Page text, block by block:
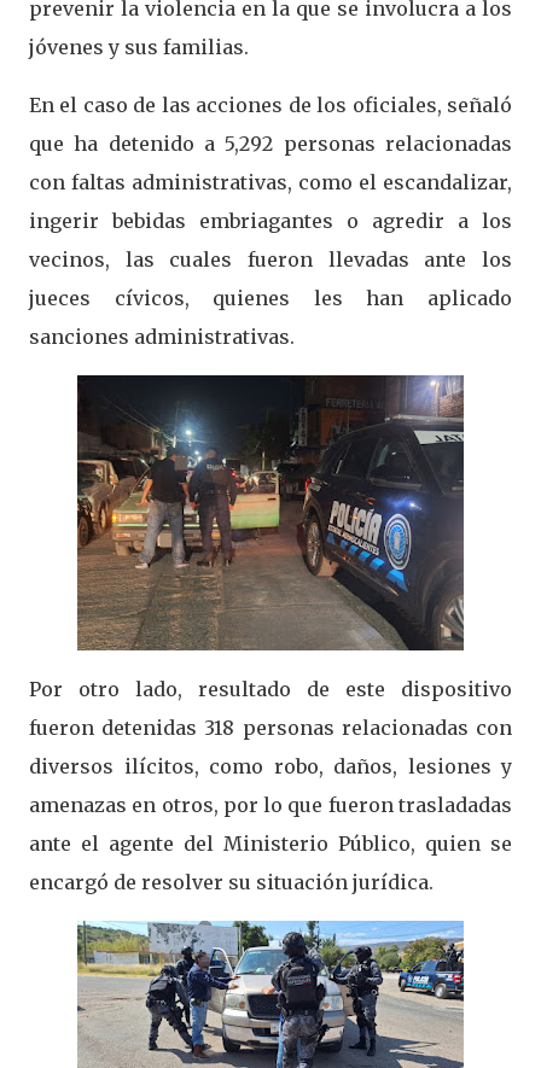
prevenir la violencia en la que se involucra a los
jóvenes y sus familias.
En el caso de las acciones de los oficiales, señaló
que ha detenido a 5,292 personas relacionadas
con faltas administrativas, como el escandalizar,
ingerir bebidas embriagantes o agredir a los
vecinos, las cuales fueron llevadas ante los
jueces cívicos, quienes les han aplicado
sanciones administrativas.
Por otro lado, resultado de este dispositivo
fueron detenidas 318 personas relacionadas con
diversos ilícitos, como robo, daños, lesiones y
amenazas en otros, por lo que fueron trasladadas
ante el agente del Ministerio Público, quien se
encargó de resolver su situación jurídica.